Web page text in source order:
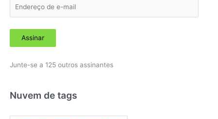
d
e
o
Assinar
Junte-se a 125 outros assinantes
Nuvem de tags